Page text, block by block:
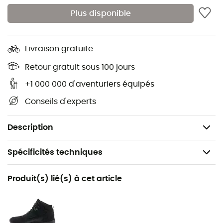
Plus disponible
Livraison gratuite
Retour gratuit sous 100 jours
+1 000 000 d'aventuriers équipés
Conseils d'experts
Description
Tissu secondaire extensible : Climatic™ Rugged -
60 % polyamide recyclé - 30 % polyamide - 10 %
élasthanne - 202 g/m²
Tissu tissé Tafetta : 100% polyester recyclé - 118
g/m²
Tissu approuvé Bluesign®
Traitement déperlant DWR sans PFAS
Poids : 390 g
Spécificités techniques
Recommandé pour
Randonnée / Alpinisme
Produit(s) lié(s) à cet article